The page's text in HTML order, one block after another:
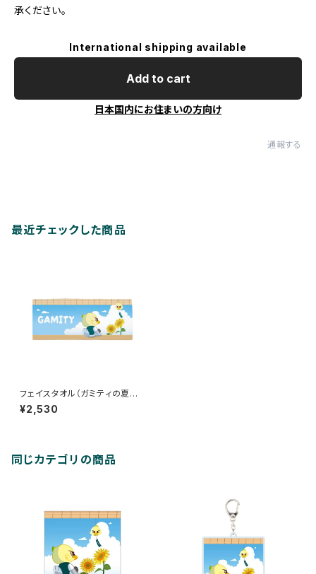
承ください。
International shipping available
Add to cart
日本国内にお住まいの方向け
通報する
最近チェックした商品
フェイスタオル（ガミティの夏や
すみ）
¥2,530
同じカテゴリの商品